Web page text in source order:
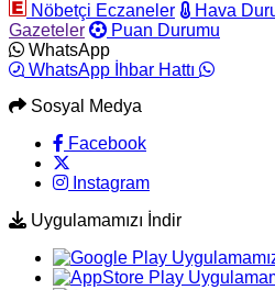
Nöbetçi Eczaneler
Hava
Gazeteler
Puan Durumu
WhatsApp
WhatsApp İhbar Hattı
Sosyal Medya
Facebook
Instagram
Uygulamamızı İndir